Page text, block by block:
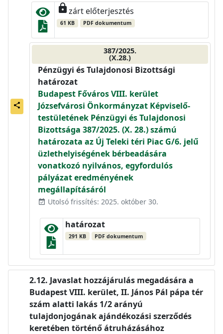
share
lockzárt előterjesztés
61 KB PDF dokumentum
387/2025.
(X.28.)
Pénzügyi és Tulajdonosi Bizottsági
határozat
Budapest Főváros VIII. kerület
Józsefvárosi Önkormányzat Képviselő-
testületének Pénzügyi és Tulajdonosi
Bizottsága 387/2025. (X. 28.) számú
határozata az Új Teleki téri Piac G/6. jelű
üzlethelyiségének bérbeadására
vonatkozó nyilvános, egyfordulós
pályázat eredményének
megállapításáról
event_available Utolsó frissítés: 2025. október 30.
határozat
291 KB PDF dokumentum
Javaslat hozzájárulás megadására a
Budapest VIII. kerület, II. János Pál pápa tér
szám alatti lakás 1/2 arányú
tulajdonjogának ajándékozási szerződés
keretében történő átruházásához